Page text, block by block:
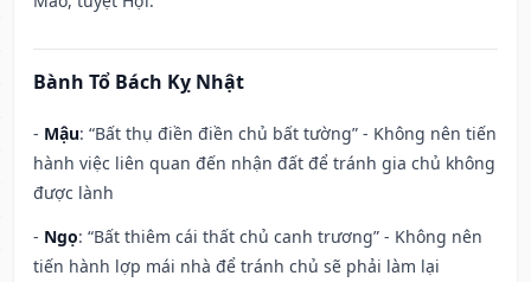
Bành Tổ Bách Kỵ Nhật
- Mậu: “Bất thụ điền điền chủ bất tường” - Không nên tiến
hành việc liên quan đến nhận đất để tránh gia chủ không
được lành
- Ngọ: “Bất thiêm cái thất chủ canh trương” - Không nên
tiến hành lợp mái nhà để tránh chủ sẽ phải làm lại